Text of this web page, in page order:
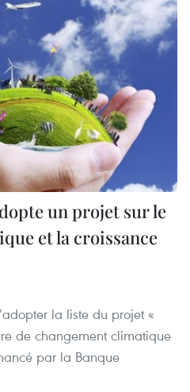
un projet sur le
et la croissance
la liste du projet «
de changement climatique
par la Banque